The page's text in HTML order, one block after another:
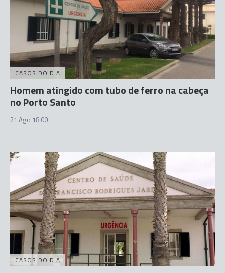
CASOS DO DIA
Homem atingido com tubo de ferro na cabeça
no Porto Santo
21 Ago 18:00
CASOS DO DIA